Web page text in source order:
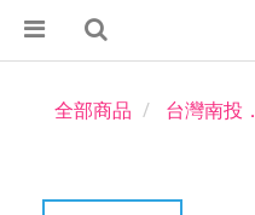
全部商品 台灣南投